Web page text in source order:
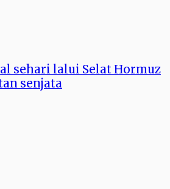
sehari lalui Selat Hormuz
senjata